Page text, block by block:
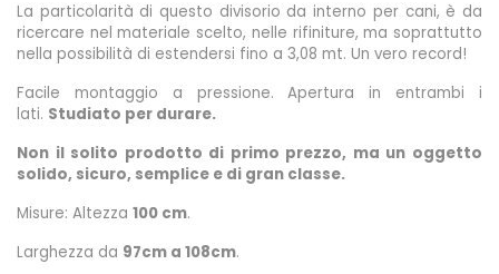
La particolarità di questo divisorio da interno per cani, è da
ricercare nel materiale scelto, nelle rifiniture, ma soprattutto
nella possibilità di estendersi fino a 3,08 mt. Un vero record!
Facile montaggio a pressione.Apertura in entrambi i
lati. Studiato per durare.
Non il solito prodotto di primo prezzo, ma un oggetto
solido, sicuro, semplice e di gran classe.
Misure: Altezza 100 cm.
Larghezza da 97cm a 108cm.